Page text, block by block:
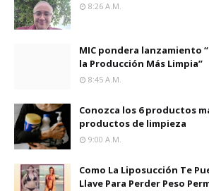
8:26 A.m.
MIC pondera lanzamiento
la Producción Más Limpia”
8:45 A.m.
Conozca los 6 productos
productos de limpieza
9:00 A.m.
Como La Liposucción Te
Llave Para Perder Peso